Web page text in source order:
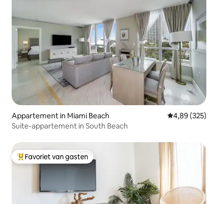
Appartement in Miami Beach Gemiddelde
4,89 (325)
Suite-appartement in South Beach
Topfavoriet van gasten
Favoriet van gasten